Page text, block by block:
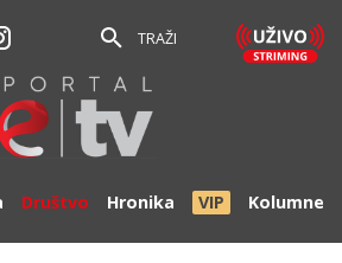
TRAŽI
Društvo Hronika VIP Kolumne